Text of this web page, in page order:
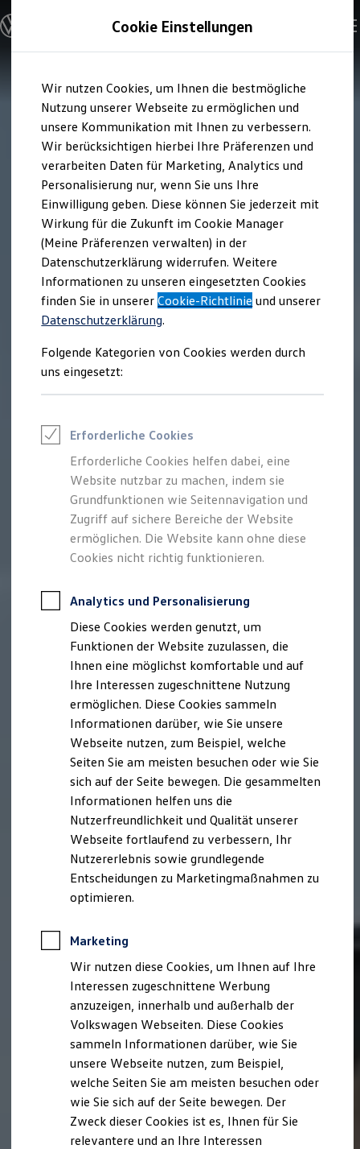
Hauptinhalt
springen
Footer
springen
Modelle & Konfigurator
Nutzfahrzeugkategorien entdecken
Modelle konfigurieren
Vorgängermodelle und Oldtimer
Vorgängermodelle
Oldtimer
Bulli Historie
Branchenlösungen & Gewerbekunden
Umbaulösungen und Hersteller finden
Auf- und Umbauten entdecken & konfigurieren
Groß- und Sonderkunden
Großkunden
Kommunen & Behörden
Journalisten
Sportvereine
Branchenlösungen
Bau & Handwerk
Gewerbliche Personenbeförderung
Service & mobile Werkstätten
Kurier, Logistik & Handel
Feuerwehr
Rettungsdienste
ONE Business ID Vorteile
Fahrzeugsuche & Marktplatz
Digitaler Marktplatz
Kauf & Finanzierung
Online-Fahrzeugbewertung
Aktionen & Angebote
E-Auto-Förderung
Für Privatkunden
Für Gewerbekunden
Profi Paket
TopDeal
Zertifizierte Gebrauchtwagen
Für Privatkunden
Für Gewerbekunden
Leasing
Für Privatkunden
Für Gewerbekunden
Versicherungen & Garantien
Garantien
Kfz-Versicherung für Nutzfahrzeuge
Restschuldversicherung
Wartungsverträge
Besitzer & Service
Reparatur & Service
Sommer-Special
Reparatur, Pflege & Inspektion
Servicetermin anfragen
Service-Vorteile bei Volkswagen Nutzfahrzeuge
ServicePlus
Economy Service
Räder & Reifen Service
Ersatzfahrzeuge
Software, Konnektivität & Apps
California App
VW Connect für Ihren ID. Buzz
VW Connect für Ihren Transporter/Caravelle
VW Connect für Ihren Amarok
VW Connect für andere Modelle
Connect Pro
Fleet Interface Data
Multistop Pathfinder
Übersicht Software Updates
Hilfreiches für Besitzer
Fahrerassistenz- und Sicherheitssysteme
Kontrollleuchten
Kurzfahrprofile und Ölverdünnung
Cookie Einstellungen
Wir nutzen Cookies, um Ihnen die bestmögliche
Nutzung unserer Webseite zu ermöglichen und
unsere Kommunikation mit Ihnen zu verbessern.
Wir berücksichtigen hierbei Ihre Präferenzen und
verarbeiten Daten für Marketing, Analytics und
Personalisierung nur, wenn Sie uns Ihre
Einwilligung geben. Diese können Sie jederzeit mit
Wirkung für die Zukunft im Cookie Manager
(Meine Präferenzen verwalten) in der
Datenschutzerklärung widerrufen. Weitere
Informationen zu unseren eingesetzten Cookies
finden Sie in unsererCookie-Richtlinie und unserer
Datenschutzerklärung.
Folgende Kategorien von Cookies werden durch
uns eingesetzt:
Erforderliche Cookies
Erforderliche Cookies helfen dabei, eine
Website nutzbar zu machen, indem sie
Grundfunktionen wie Seitennavigation und
Zugriff auf sichere Bereiche der Website
ermöglichen. Die Website kann ohne diese
Cookies nicht richtig funktionieren.
Analytics und Personalisierung
Diese Cookies werden genutzt, um
Funktionen der Website zuzulassen, die
Ihnen eine möglichst komfortable und auf
Ihre Interessen zugeschnittene Nutzung
ermöglichen. Diese Cookies sammeln
Informationen darüber, wie Sie unsere
Webseite nutzen, zum Beispiel, welche
Seiten Sie am meisten besuchen oder wie Sie
sich auf der Seite bewegen. Die gesammelten
Informationen helfen uns die
Nutzerfreundlichkeit und Qualität unserer
Webseite fortlaufend zu verbessern, Ihr
Nutzererlebnis sowie grundlegende
Entscheidungen zu Marketingmaßnahmen zu
optimieren.
Marketing
Wir nutzen diese Cookies, um Ihnen auf Ihre
Interessen zugeschnittene Werbung
anzuzeigen, innerhalb und außerhalb der
Volkswagen Webseiten. Diese Cookies
sammeln Informationen darüber, wie Sie
unsere Webseite nutzen, zum Beispiel,
welche Seiten Sie am meisten besuchen oder
wie Sie sich auf der Seite bewegen. Der
Zweck dieser Cookies ist es, Ihnen für Sie
relevantere und an Ihre Interessen